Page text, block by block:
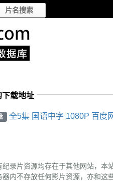
载地址
全5集 国语中字 1080P 百度
纪录片资源均存在于其他网站，本
器内不存放任何影片资源，亦和